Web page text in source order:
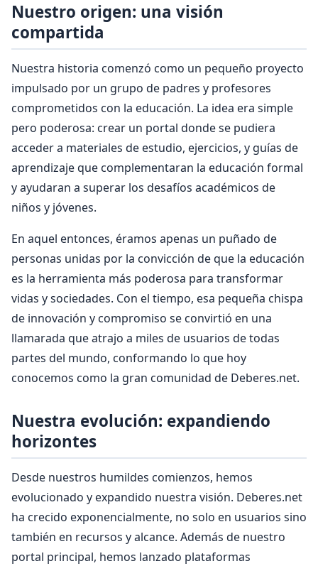
Nuestro origen: una visión
compartida
Nuestra historia comenzó como un pequeño proyecto
impulsado por un grupo de padres y profesores
comprometidos con la educación. La idea era simple
pero poderosa: crear un portal donde se pudiera
acceder a materiales de estudio, ejercicios, y guías de
aprendizaje que complementaran la educación formal
y ayudaran a superar los desafíos académicos de
niños y jóvenes.
En aquel entonces, éramos apenas un puñado de
personas unidas por la convicción de que la educación
es la herramienta más poderosa para transformar
vidas y sociedades. Con el tiempo, esa pequeña chispa
de innovación y compromiso se convirtió en una
llamarada que atrajo a miles de usuarios de todas
partes del mundo, conformando lo que hoy
conocemos como la gran comunidad de Deberes.net.
Nuestra evolución: expandiendo
horizontes
Desde nuestros humildes comienzos, hemos
evolucionado y expandido nuestra visión. Deberes.net
ha crecido exponencialmente, no solo en usuarios sino
también en recursos y alcance. Además de nuestro
portal principal, hemos lanzado plataformas